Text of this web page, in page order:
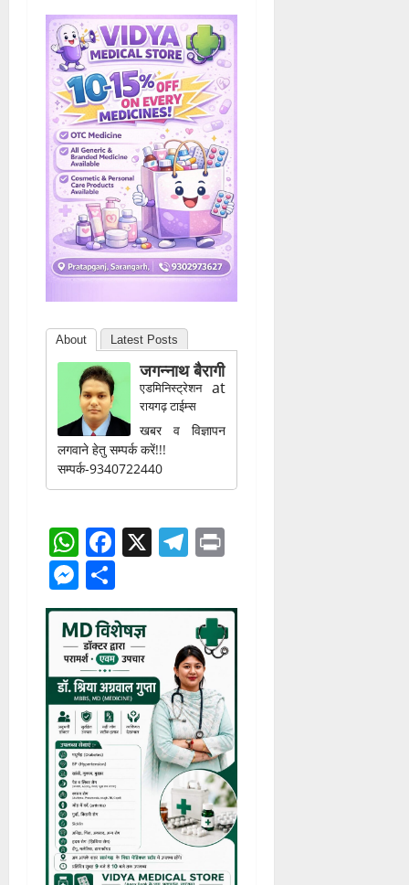
About Latest Posts
जगन्नाथ बैरागी
एडमिनिस्ट्रेशनat
रायगढ़ टाईम्स
खबर व विज्ञापन
लगवाने हेतु सम्पर्क करें!!!
सम्पर्क-9340722440
WhatsApp
Facebook
X Telegram
Messenger